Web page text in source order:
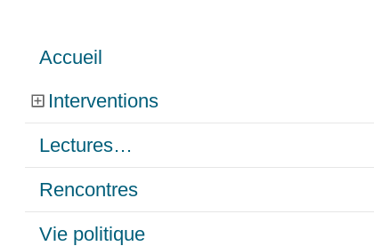
Accueil
Interventions
Lectures…
Rencontres
Vie politique